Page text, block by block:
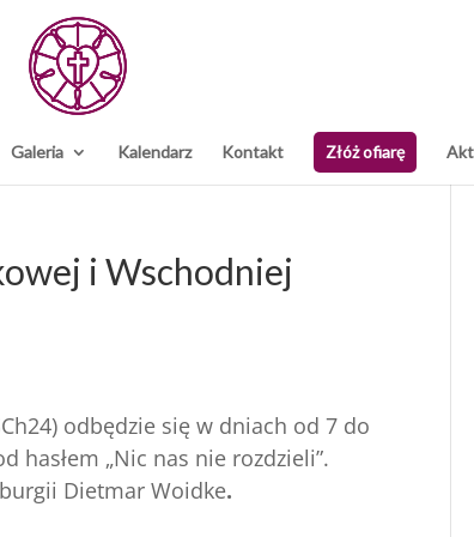
Galeria Kalendarz Kontakt Złóż ofiarę
i Wschodniej
odbędzie się w dniach od 7 do
hasłem „Nic nas nie rozdzieli”.
Dietmar Woidke.